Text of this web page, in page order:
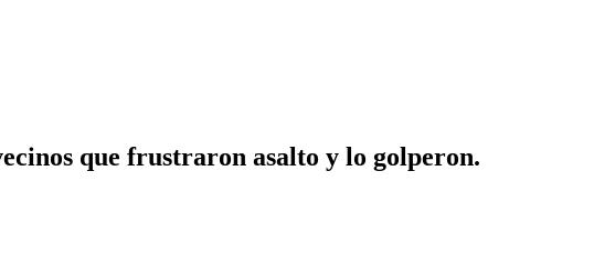
que frustraron asalto y lo golperon.